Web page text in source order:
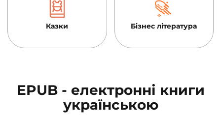
Казки Бізнес література
EPUB - електронні книги
українською